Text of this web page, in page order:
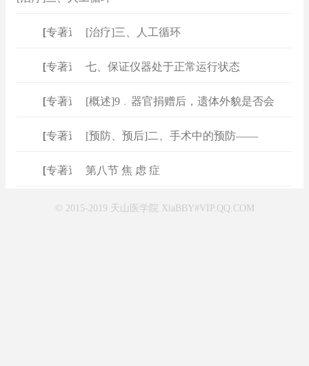
专著速查 ]
[治疗]三、人工循环
专著速查]
七、保证仪器处于正常运行状态
专著速查 ]
[概述]9﹒器官捐赠后，遗体外貌是否会
专著速查 ]
[预防、预后]二、手术中的预防——
专著速查]
第八节 焦 虑 症
© 2015-2019 天山医学院 XiaBBY#VIP.QQ.COM